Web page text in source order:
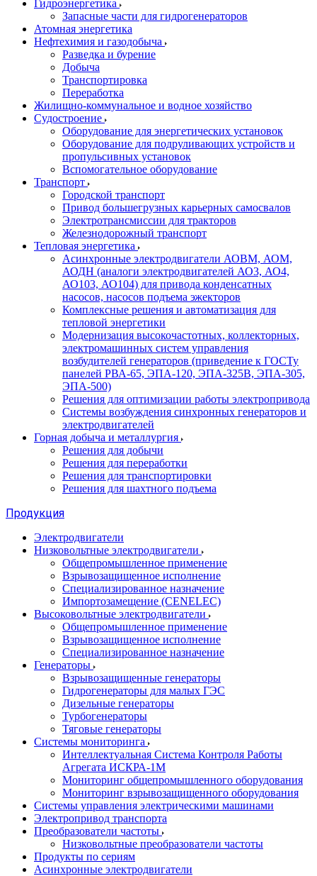
Гидроэнергетика
Запасные части для гидрогенераторов
Атомная энергетика
Нефтехимия и газодобыча
Разведка и бурение
Добыча
Транспортировка
Переработка
Жилищно-коммунальное и водное хозяйство
Судостроение
Оборудование для энергетических установок
Оборудование для подруливающих устройств и
пропульсивных установок
Вспомогательное оборудование
Транспорт
Городской транспорт
Привод большегрузных карьерных самосвалов
Электротрансмиссии для тракторов
Железнодорожный транспорт
Тепловая энергетика
Асинхронные электродвигатели АОВМ, АОМ,
АОДН (аналоги электродвигателей АО3, АО4,
АО103, АО104) для привода конденсатных
насосов, насосов подъема эжекторов
Комплексные решения и автоматизация для
тепловой энергетики
Модернизация высокочастотных, коллекторных,
электромашинных систем управления
возбудителей генераторов (приведение к ГОСТу
панелей РВА-65, ЭПА-120, ЭПА-325В, ЭПА-305,
ЭПА-500)
Решения для оптимизации работы электропривода
Системы возбуждения синхронных генераторов и
электродвигателей
Горная добыча и металлургия
Решения для добычи
Решения для переработки
Решения для транспортировки
Решения для шахтного подъема
Продукция
Электродвигатели
Низковольтные электродвигатели
Общепромышленное применение
Взрывозащищенное исполнение
Специализированное назначение
Импортозамещение (CENELEC)
Высоковольтные электродвигатели
Общепромышленное применение
Взрывозащищенное исполнение
Специализированное назначение
Генераторы
Взрывозащищенные генераторы
Гидрогенераторы для малых ГЭС
Дизельные генераторы
Турбогенераторы
Тяговые генераторы
Системы мониторинга
Интеллектуальная Система Контроля Работы
Агрегата ИСКРА-1М
Мониторинг общепромышленного оборудования
Мониторинг взрывозащищенного оборудования
Системы управления электрическими машинами
Электропривод транспорта
Преобразователи частоты
Низковольтные преобразователи частоты
Продукты по сериям
Асинхронные электродвигатели